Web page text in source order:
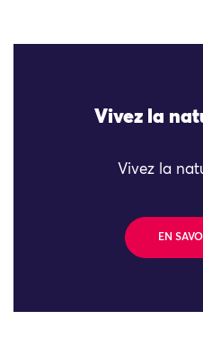
Vivez la
Vivez la
EN